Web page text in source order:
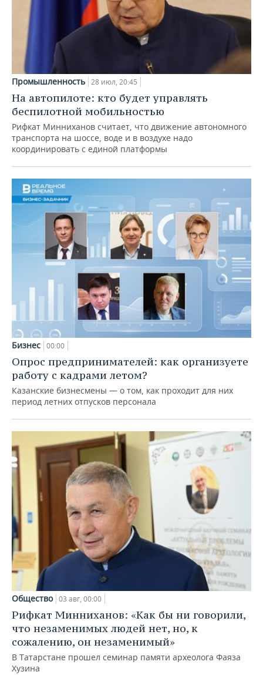
Промышленность 28 июл, 20:45
На автопилоте: кто будет управлять
беспилотной мобильностью
Рифкат Минниханов считает, что движение автономного
транспорта на шоссе, воде и в воздухе надо
координировать с единой платформы
Бизнес 00:00
Опрос предпринимателей: как организуете
работу с кадрами летом?
Казанские бизнесмены — о том, как проходит для них
период летних отпусков персонала
Общество 03 авг, 00:00
Рифкат Минниханов: «Как бы ни говорили,
что незаменимых людей нет, но, к
сожалению, он незаменимый»
В Татарстане прошел семинар памяти археолога Фаяза
Хузина